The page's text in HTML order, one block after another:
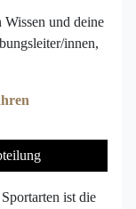
Wissen und deine
innen,
ist die